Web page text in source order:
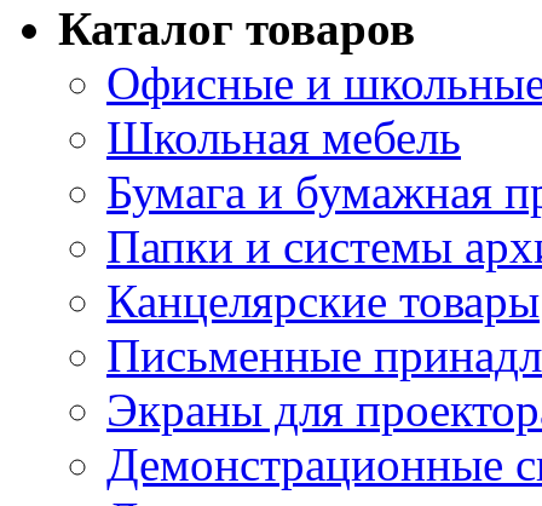
Каталог товаров
Офисные и
Школьная мебель
Бумага и бумажная
Папки и системы
Канцелярские товары
Письменные
Экраны для
Демонстрационные